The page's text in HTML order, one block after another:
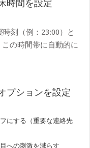
時間を設定
時刻（例：23:00）と
の時間帯に自動的に
プションを設定
にする（重要な連絡先
への刺激を減らす